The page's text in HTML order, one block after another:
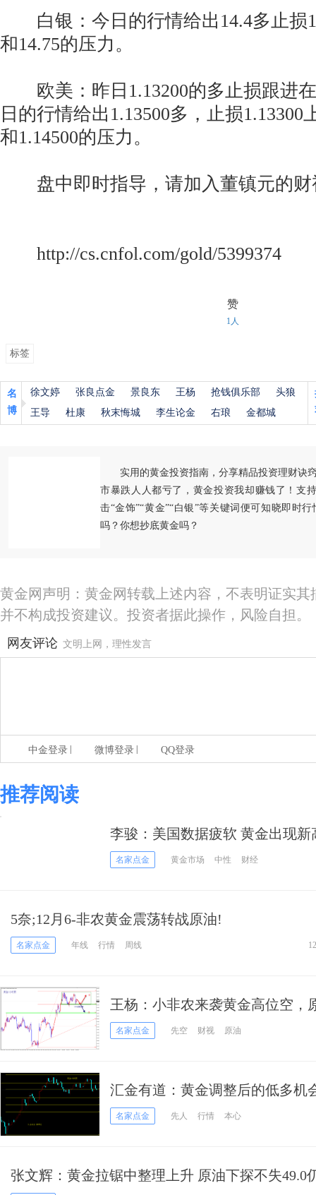
白银：今日的行情给出14.4多止损
和14.75的压力。
欧美：昨日1.13200的多止损跟进在
日的行情给出1.13500多，止损1.13300
和1.14500的压力。
盘中即时指导，请加入董镇元的财
http://cs.cnfol.com/gold/5399374
赞
1人
标签
名
博
徐文婷 张良点金 景良东 王杨 抢钱俱乐部
头狼
王导
杜康 秋末悔城 李生论金 右琅 金都城
实用的黄金投资指南，分享精品投资理财诀
市暴跌人人都亏了，黄金投资我却赚钱了！支
击“金饰”“黄金”“白银”等关键词便可知晓即时
吗？你想抄底黄金吗？
黄金网声明：黄金网转载上述内容，不表明证实
并不构成投资建议。投资者据此操作，风险自担。
网友评论 文明上网，理性发言
中金登录 微博登录 QQ登录
推荐阅读
李骏：美国数据疲软 黄金出现新
名家点金 黄金市场 中性 财经
5奈;12月6-非农黄金震荡转战原油!
名家点金 年线 行情 周线
王杨：小非农来袭黄金高位空，
名家点金 先空 财视 原油
汇金有道：黄金调整后的低多机
名家点金 先人 行情 本心
张文辉：黄金拉锯中整理上升 原油下探不失49.0